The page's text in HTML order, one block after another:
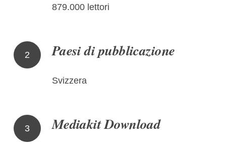
879.000 lettori
2 Paesi di pubblicazione
Svizzera
3 Mediakit Download